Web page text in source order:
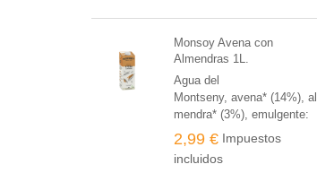
Monsoy Avena con
Almendras 1L.
Agua del
Montseny, avena* (14%), al
mendra* (3%), emulgente:
lecitina de girasol*, sal
marina. * de producción
agraria ecológica
2,99 € Impuestos
incluidos